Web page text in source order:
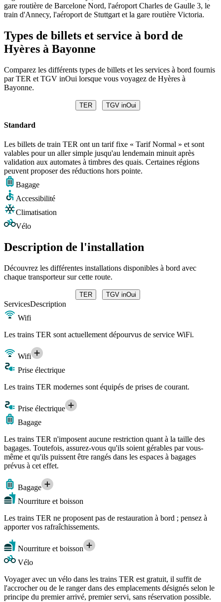
gare routière de Barcelone Nord, l'aéroport Charles de Gaulle 3, le
train d'Annecy, l'aéroport de Stuttgart et la gare routière Victoria.
Types de billets et service à bord de
Hyères à Bayonne
Comparez les différents types de billets et les services à bord fournis
par TER et TGV inOui lorsque vous voyagez de Hyères à
Bayonne.
TER TGV inOui
Standard
Les billets de train TER ont un tarif fixe « Tarif Normal » et sont
valables pour un aller simple jusqu'au lendemain minuit après
validation aux automates à timbres des quais. Certaines régions
peuvent proposer des réductions hors pointe.
Bagage
Accessibilité
Climatisation
Vélo
Description de l'installation
Découvrez les différentes installations disponibles à bord avec
chaque transporteur sur cette route.
TER TGV inOui
ServicesDescription
Wifi
Les trains TER sont actuellement dépourvus de service WiFi.
Wifi
Prise électrique
Les trains TER modernes sont équipés de prises de courant.
Prise électrique
Bagage
Les trains TER n'imposent aucune restriction quant à la taille des
bagages. Toutefois, assurez-vous qu'ils soient gérables par vous-
même et qu'ils puissent être rangés dans les espaces à bagages
prévus à cet effet.
Bagage
Nourriture et boisson
Les trains TER ne proposent pas de restauration à bord ; pensez à
apporter vos rafraîchissements.
Nourriture et boisson
Vélo
Voyager avec un vélo dans les trains TER est gratuit, il suffit de
l'accrocher ou de le ranger dans des emplacements désignés selon le
principe du premier arrivé, premier servi, sans réservation possible.